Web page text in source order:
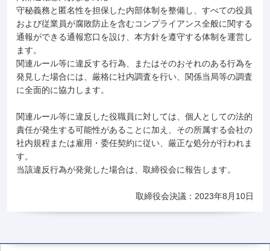
守秘義務と匿名性を担保した内部体制を整備し、すべての役員
および従業員が腐敗防止を含むコンプライアンス全般に関する
通報ができる通報窓口を設け、本方針を遵守する体制を運営し
ます。
関連ルール等に違反する行為、またはそのおそれのある⾏為を
発⾒した場合には、厳格に社内調査を⾏い、関係当局等の調査
に全⾯的に協⼒します。
関連ルール等に違反した役職員に対しては、個⼈としての法的
責任が発生する可能性があることに加え、その所属する会社の
社内規程または雇用・委任契約に従い、厳正な処分が⾏われま
す。
当該違反行為が発覚した場合は、取締役会に報告します。
取締役会決議：2023年8月10日